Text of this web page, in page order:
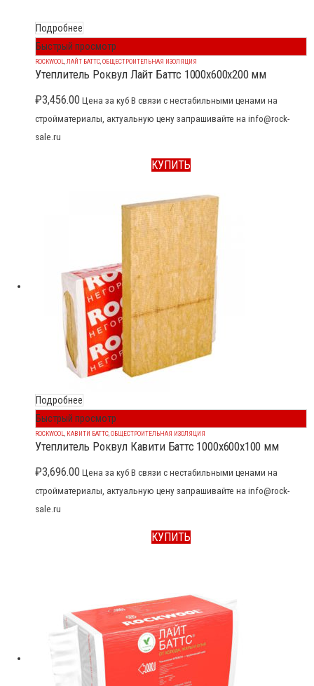
Подробнее
Быстрый просмотр
ROCKWOOL,ЛАЙТ БАТТС,ОБЩЕСТРОИТЕЛЬНАЯ ИЗОЛЯЦИЯ
Утеплитель Роквул Лайт Баттс 1000x600x200 мм
₽3,456.00 Цена за куб В связи с нестабильными ценами на
стройматериалы, актуальную цену запрашивайте на info@rock-
sale.ru
КУПИТЬ
Подробнее
Быстрый просмотр
ROCKWOOL КАВИТИ БАТТС ОБЩЕСТРОИТЕЛЬНАЯ ИЗОЛЯЦИЯ
Утеплитель Роквул Кавити Баттс 1000x600x100 мм
₽3,696.00 Цена за куб В связи с нестабильными ценами на
стройматериалы, актуальную цену запрашивайте на info@rock-
sale.ru
КУПИТЬ